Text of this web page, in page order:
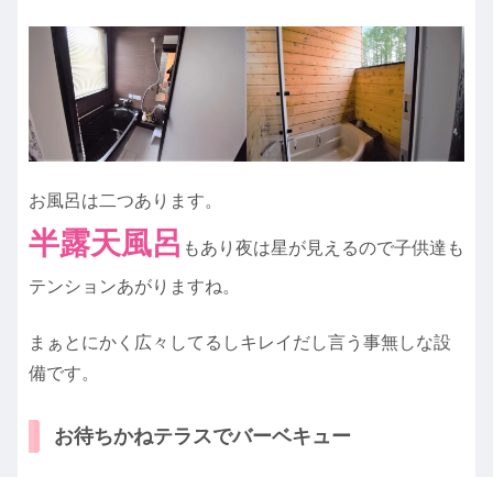
お風呂は二つあります。
半露天風呂 もあり夜は星が見えるので子供達も
テンションあがりますね。
まぁとにかく広々してるしキレイだし言う事無しな設
備です。
お待ちかねテラスでバーベキュー